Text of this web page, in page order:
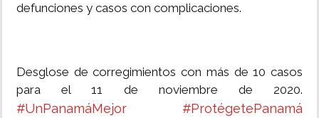
defunciones y casos con complicaciones.
Desglose de corregimientos con más de 10 casos
para el 11 de noviembre de 2020.
#UnPanamáMejor
#ProtégetePanamá